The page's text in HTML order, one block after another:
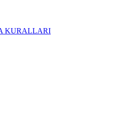
KURALLARI